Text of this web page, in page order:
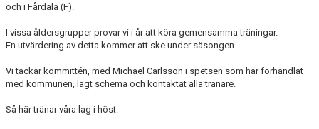
och i Fårdala (F).
I vissa åldersgrupper provar vi i år att köra gemensamma träningar.
En utvärdering av detta kommer att ske under säsongen.
Vi tackar kommittén, med Michael Carlsson i spetsen som har förhandlat
med kommunen, lagt schema och kontaktat alla tränare.
Så här tränar våra lag i höst: